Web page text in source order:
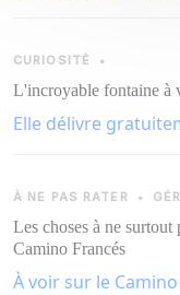
CURIOSITÉ •
L'incroyable fontaine à
Elle délivre
À NE PAS RATER •
Les choses à ne
Camino Francés
À voir sur le